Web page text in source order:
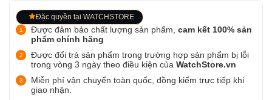
Đặc quyền tại WATCHSTORE
Được đảm bảo chất lượng sản phẩm, cam kết 100% sản
phẩm chính hãng
Được đổi trả sản phẩm trong trường hợp sản phẩm bị lỗi
trong vòng 3 ngày theo điều kiện của WatchStore.vn
Miễn phí vận chuyển toàn quốc, đồng kiểm trực tiếp khi
giao nhận.